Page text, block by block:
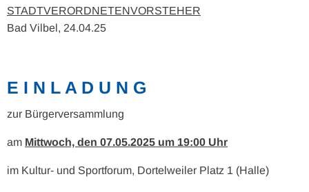
STADTVERORDNETENVORSTEHER
Bad Vilbel, 24.04.25
E I N L A D U N G
zur Bürgerversammlung
am Mittwoch, den 07.05.2025 um 19:00 Uhr
im Kultur- und Sportforum, Dortelweiler Platz 1 (Halle)